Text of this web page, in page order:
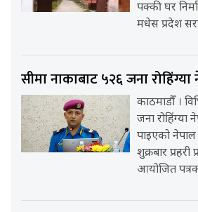
पक्की घर
मधेस प्रदेश
सीमा नाकाबाट ५२६ जना
काठमाडौँ ।
जना रोहिंग्या
पाइएको
शुक्रबार प्रहरी
आयोजित